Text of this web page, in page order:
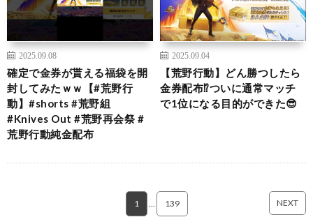
2025.09.08
確定で金券が貰える福袋を開
封してみたｗｗ【#荒野行
動】#shorts #荒野組
#Knives Out #荒野再会祭 #
荒野行動純金配布
2025.09.04
【荒野行動】どん勝つしたら
金券配布⁉︎ついに通常マッチ
で1位になる目的ができた😎
1 139 NEXT